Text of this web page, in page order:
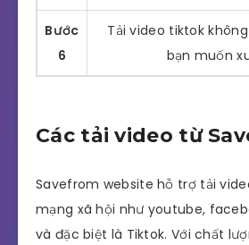
Bước
6
Tải video tiktok
bạn muốn
Các tải video từ
Savefrom website hỗ trợ tải
mạng xã hội như youtube,
và đặc biệt là Tiktok. Với chất